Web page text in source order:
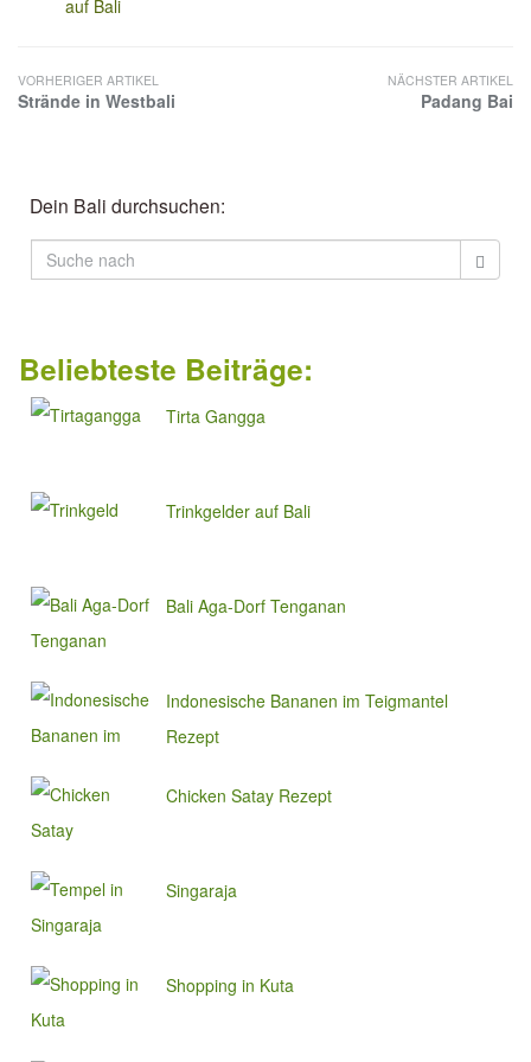
VORHERIGER ARTIKEL
Strände in Westbali
NÄCHSTER ARTIKEL
Padang Bai
Dein Bali durchsuchen:
Beliebteste Beiträge:
Tirta Gangga
Trinkgelder auf Bali
Bali Aga-Dorf Tenganan
Indonesische Bananen im Teigmantel
Rezept
Chicken Satay Rezept
Singaraja
Shopping in Kuta